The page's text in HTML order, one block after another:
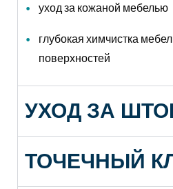
уход за кожаной мебелью
глубокая химчистка
поверхностей
УХОД ЗА
ТОЧЕЧНЫЙ